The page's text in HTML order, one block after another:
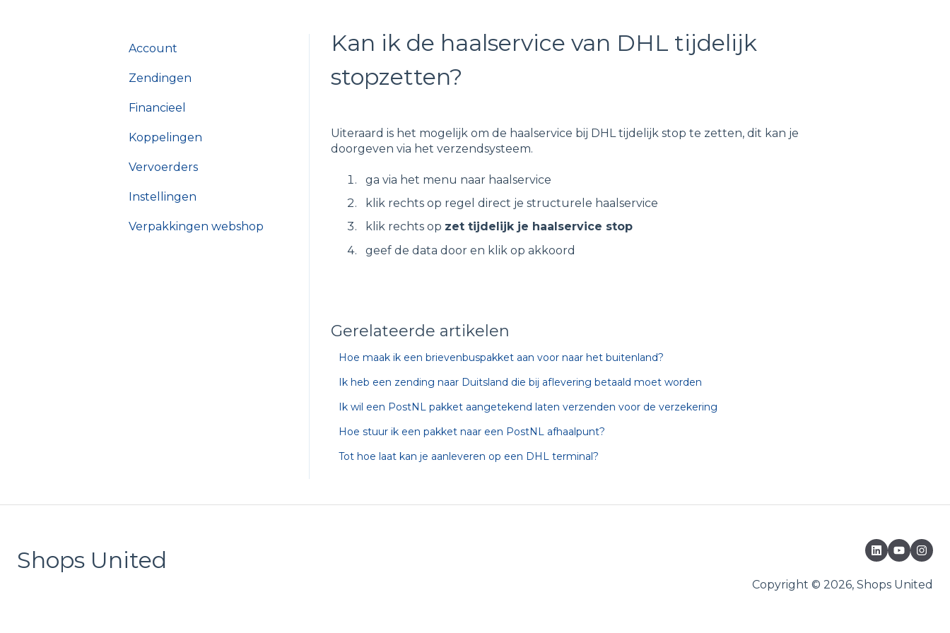
Kan ik de haalservice van DHL tijdelijk
stopzetten?
Uiteraard is het mogelijk om de haalservice bij DHL tijdelijk stop te zetten, dit kan je
doorgeven via het verzendsysteem.
ga via het menu naar haalservice
klik rechts op regel direct je structurele haalservice
klik rechts op zet tijdelijk je haalservice stop
geef de data door en klik op akkoord
Gerelateerde artikelen
Hoe maak ik een brievenbuspakket aan voor naar het buitenland?
Ik heb een zending naar Duitsland die bij aflevering betaald moet worden
Ik wil een PostNL pakket aangetekend laten verzenden voor de verzekering
Hoe stuur ik een pakket naar een PostNL afhaalpunt?
Tot hoe laat kan je aanleveren op een DHL terminal?
Account
Zendingen
Financieel
Koppelingen
Vervoerders
Instellingen
Verpakkingen webshop
Shops United
Copyright © 2026, Shops United